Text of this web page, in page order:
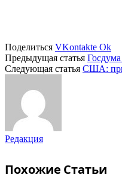
Поделиться VKontakte Ok
Предыдущая статья
Следующая статья США:
Редакция
Похожие Статьи